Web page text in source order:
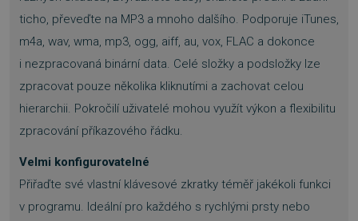
ticho, převeďte na MP3 a mnoho dalšího. Podporuje iTunes,
m4a, wav, wma, mp3, ogg, aiff, au, vox, FLAC a dokonce
i nezpracovaná binární data. Celé složky a podsložky lze
zpracovat pouze několika kliknutími a zachovat celou
hierarchii. Pokročilí uživatelé mohou využít výkon a flexibilitu
zpracování příkazového řádku.
Velmi konfigurovatelné
Přiřaďte své vlastní klávesové zkratky téměř jakékoli funkci
v programu. Ideální pro každého s rychlými prsty nebo
basket .www.sw.cz
2 týdny 6
dní